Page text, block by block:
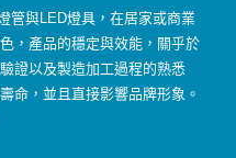
管與LED燈具，在居家或商業
，產品的穩定與效能，關乎於
證以及製造加工過程的熟悉
命，並且直接影響品牌形象。